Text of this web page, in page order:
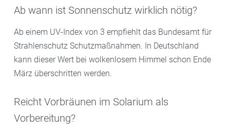
Ab wann ist Sonnenschutz wirklich nötig?
Ab einem UV-Index von 3 empfiehlt das Bundesamt für
Strahlenschutz Schutzmaßnahmen. In Deutschland
kann dieser Wert bei wolkenlosem Himmel schon Ende
März überschritten werden.
Reicht Vorbräunen im Solarium als
Vorbereitung?